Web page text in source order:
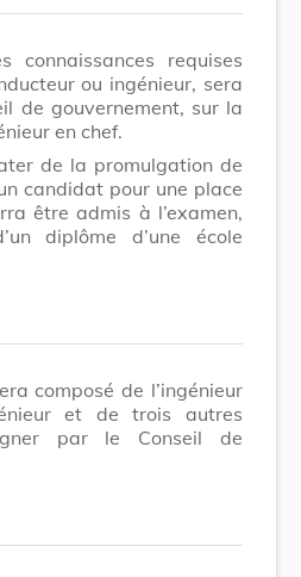
connaissances requises
ou ingénieur, sera
de gouvernement, sur la
en chef.
de la promulgation de
candidat pour une place
être admis à l’examen,
diplôme d’une école
composé de l’ingénieur
et de trois autres
par le Conseil de